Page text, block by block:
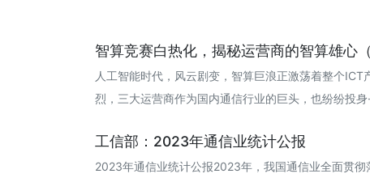
智算竞赛白热化，揭秘运营商的智算雄心（
人工智能时代，风云剧变，智算巨浪正激荡着整个ICT
烈，三大运营商作为国内通信行业的巨头，也纷纷投身
工信部：2023年通信业统计公报
2023年通信业统计公报2023年，我国通信业全面贯彻